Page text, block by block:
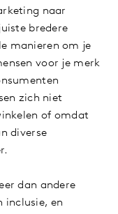
naar
bredere
manieren om je
voor je merk
zich niet
of omdat
diverse
dan andere
inclusie, en